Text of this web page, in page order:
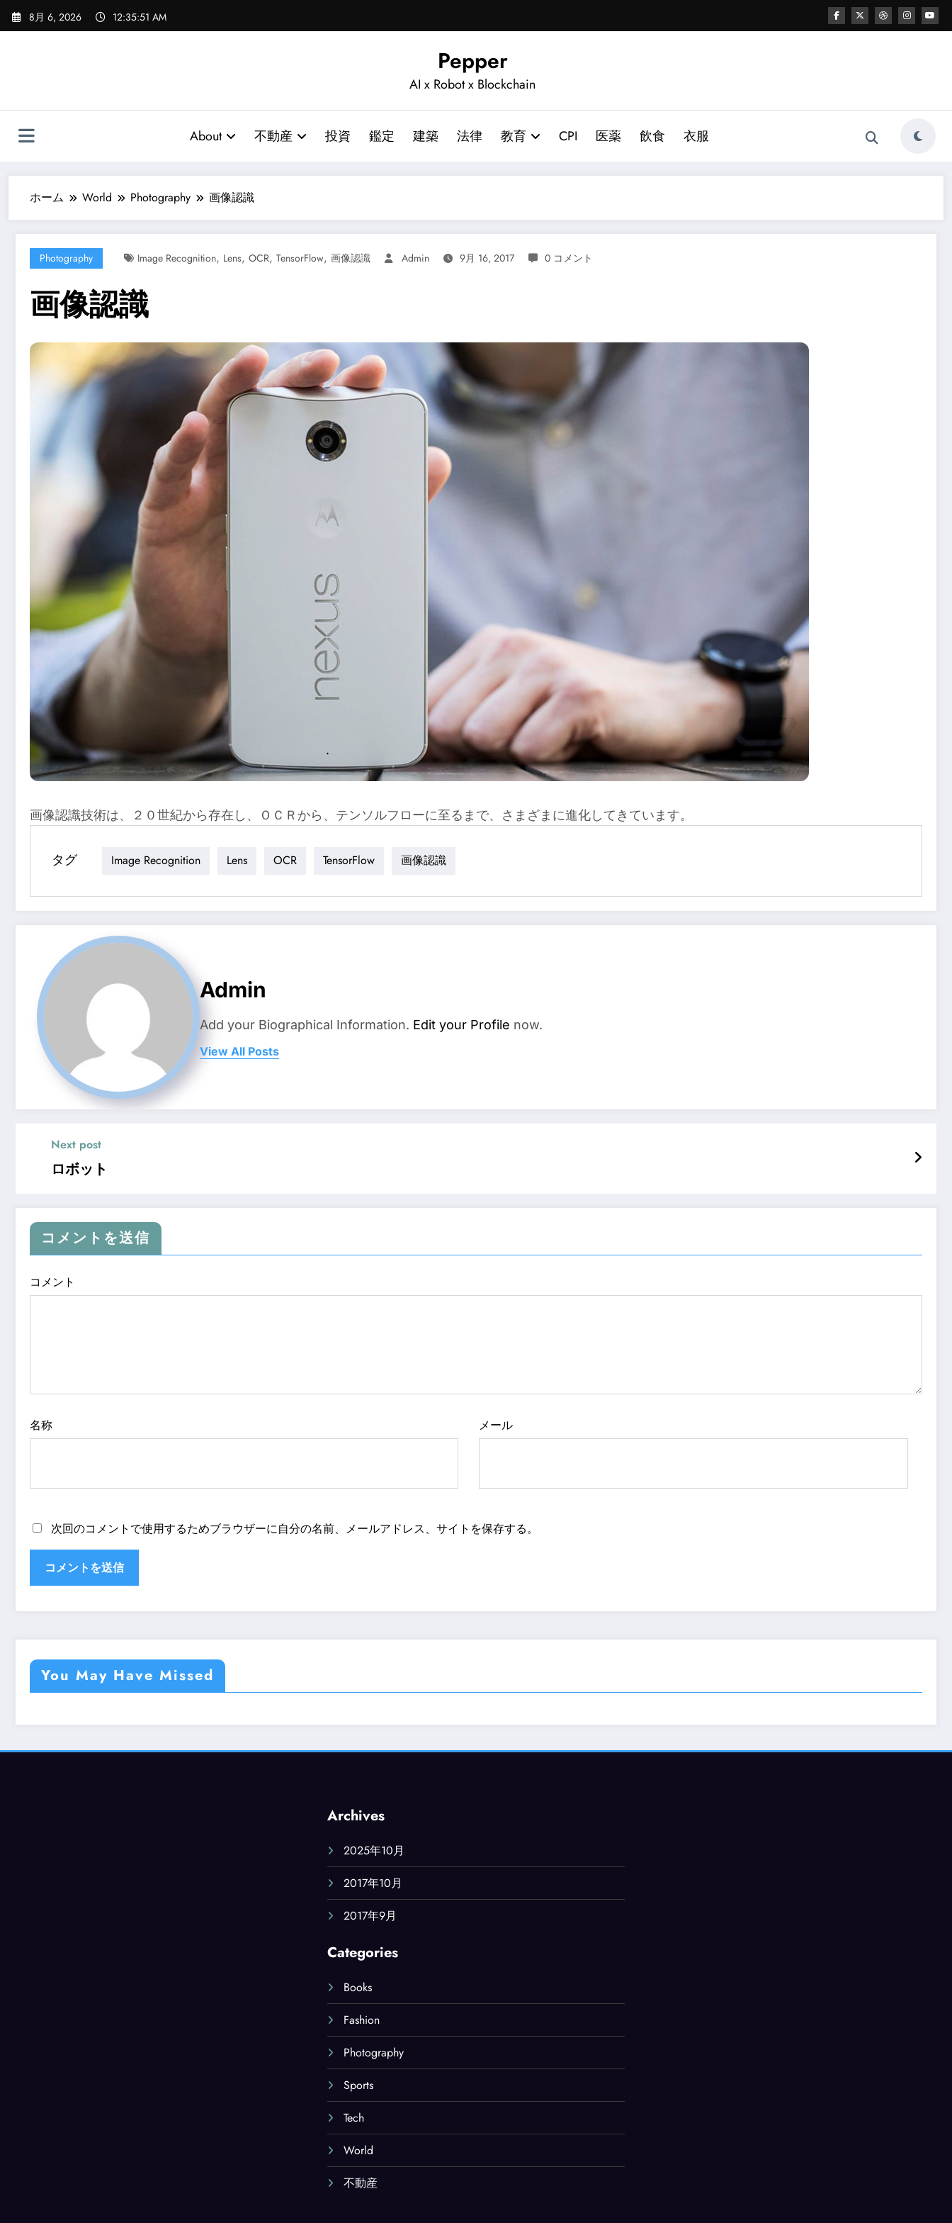
ス
8月 6, 2026 12:35:52 AM
Pepper
AI x Robot x Blockchain
About 不動産 投資 鑑定 建築 法律 教育 CPI 医薬 飲食 衣服
ホーム World Photography 画像認識
Photography Image Recognition, Lens, OCR, TensorFlow, 画像認識 Admin 9月 16, 2017 0 コメント
画像認識
画像認識技術は、２０世紀から存在し、ＯＣＲから、テンソルフローに至るまで、さまざまに進化してきています。
タグ Image Recognition Lens OCR TensorFlow 画像認識
Admin
Add your Biographical Information. Edit your Profile now.
View All Posts
Next post
ロボット
コメントを送信
コメント
名称 メール
次回のコメントで使用するためブラウザーに自分の名前、メールアドレス、サイトを保存する。
You May Have Missed
Archives
2025年10月
2017年10月
2017年9月
Categories
Books
Fashion
Photography
Sports
Tech
World
不動産